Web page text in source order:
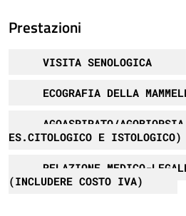
Prestazioni
VISITA SENOLOGICA
ECOGRAFIA DELLA
AGOASPIRATO/
ES.CITOLOGICO E ISTOLOGICO)
RELAZIONE MEDICO-
(INCLUDERE COSTO IVA)